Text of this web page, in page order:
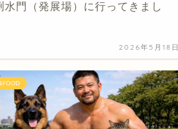
水門（発展場）に行ってきまし
2026年5月18日